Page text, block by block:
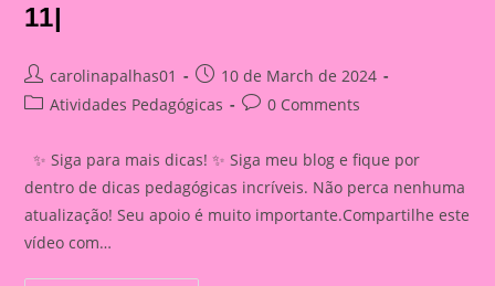
11|
Post
author:
carolinapalhas01
Post
published:
10 de March de 2024
PostAtividades Pedagógicas
Post0 Comments
✨ Siga para mais dicas! ✨ Siga meu blog e fique por
dentro de dicas pedagógicas incríveis. Não perca nenhuma
atualização! Seu apoio é muito importante.Compartilhe este
vídeo com…